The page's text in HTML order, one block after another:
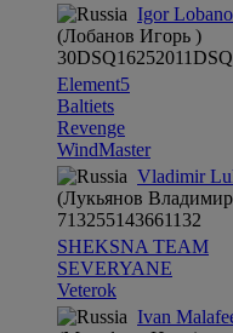
Igor
(Лобанов Игорь )
30DSQ16252011DSQ
Element5
Baltiets
Revenge
WindMaster
Vladimir
(Лукьянов
713255143661132
SHEKSNA TEAM
SEVERYANE
Veterok
Ivan